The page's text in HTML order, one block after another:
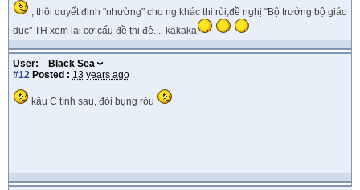
, thôi quyết định "nhường" cho ng khác thi rùi,đề nghị "Bộ trưởng bộ giáo
dục" TH xem lại cơ cấu đề thi đê.... kakaka
User:
Black Sea
#12 Posted : 13 years ago
kâu C tính sau, đói bụng ròu